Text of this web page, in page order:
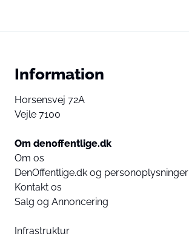
Information
Horsensvej 72A
Vejle 7100
Om denoffentlige.dk
Om os
DenOffentlige.dk og personoplysninger
Kontakt os
Salg og Annoncering
Infrastruktur